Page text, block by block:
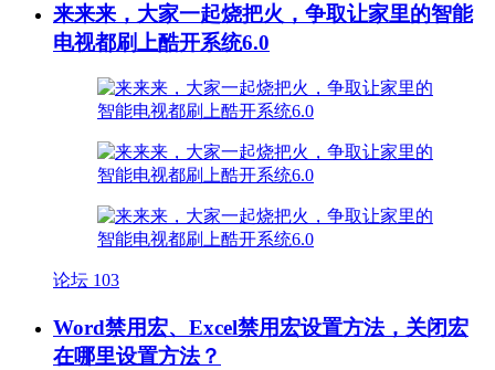
来来来，大家一起烧把火，争取让家里的智能
电视都刷上酷开系统6.0
论坛 103
Word禁用宏、Excel禁用宏设置方法，关闭宏
在哪里设置方法？